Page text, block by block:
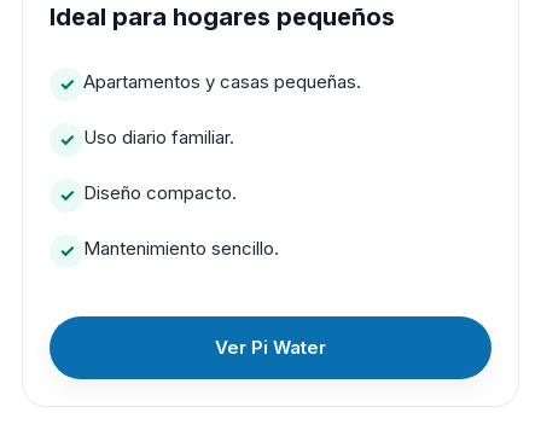
Ideal para hogares pequeños
Apartamentos y casas pequeñas.
Uso diario familiar.
Diseño compacto.
Mantenimiento sencillo.
Ver Pi Water